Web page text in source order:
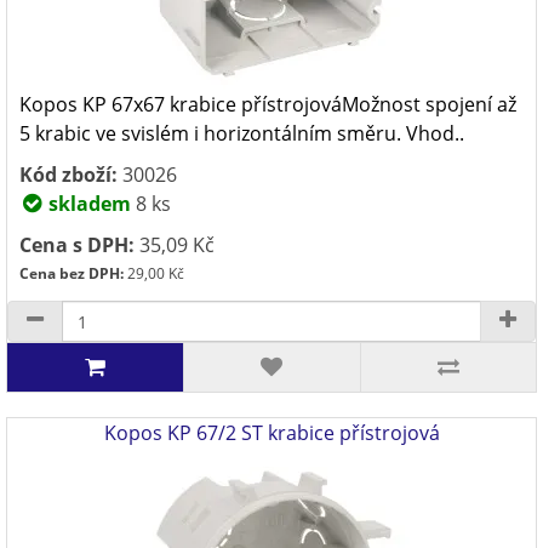
Kopos KP 67x67 krabice přístrojováMožnost spojení až
5 krabic ve svislém i horizontálním směru. Vhod..
Kód zboží: 30026
skladem 8 ks
Cena s DPH: 35,09 Kč
Cena bez DPH:29,00 Kč
Kopos KP 67/2 ST krabice přístrojová